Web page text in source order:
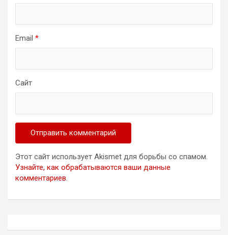
Email *
Сайт
Этот сайт использует Akismet для борьбы со спамом.
Узнайте, как обрабатываются ваши данные
комментариев.